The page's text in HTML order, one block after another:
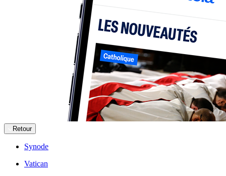
Retour
Synode
Vatican